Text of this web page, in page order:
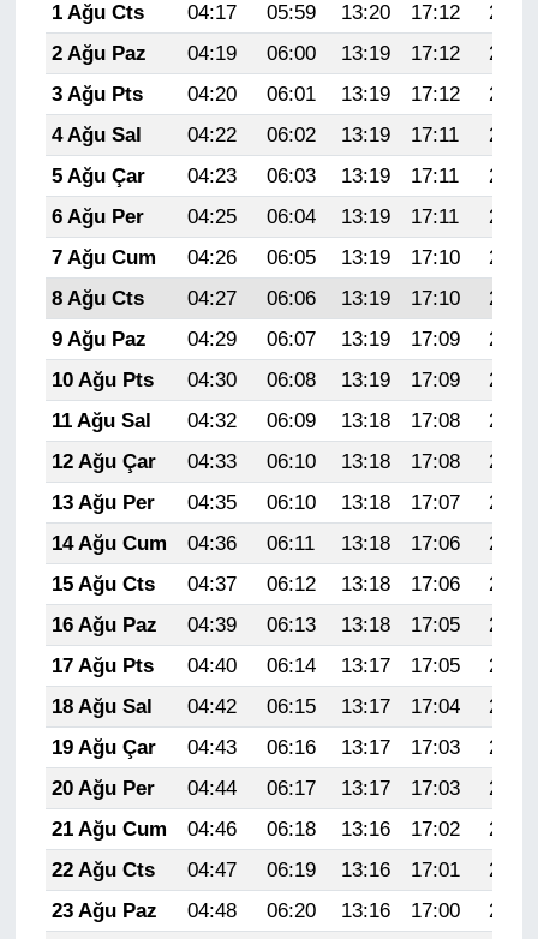
1 Ağu Cts
04:17 05:59 13:20 17:12
20:30
2 Ağu Paz
04:19 06:00 13:19 17:12
20:29
3 Ağu Pts
04:20 06:01 13:19 17:12
20:28
4 Ağu Sal
04:22 06:02 13:19 17:11
20:27
5 Ağu Çar
04:23 06:03 13:19 17:11
20:26
6 Ağu Per
04:25 06:04 13:19 17:11
20:24
7 Ağu Cum
04:26 06:05 13:19 17:10
20:23
8 Ağu Cts
04:27 06:06 13:19 17:10
20:22
9 Ağu Paz
04:29 06:07 13:19 17:09
20:21
10 Ağu Pts
04:30 06:08 13:19 17:09
20:20
11 Ağu Sal
04:32 06:09 13:18 17:08
20:18
12 Ağu Çar
04:33 06:10 13:18 17:08
20:17
13 Ağu Per
04:35 06:10 13:18 17:07
20:16
14 Ağu Cum
04:36 06:11 13:18 17:06
20:14
15 Ağu Cts
04:37 06:12 13:18 17:06
20:13
16 Ağu Paz
04:39 06:13 13:18 17:05
20:12
17 Ağu Pts
04:40 06:14 13:17 17:05
20:10
18 Ağu Sal
04:42 06:15 13:17 17:04
20:09
19 Ağu Çar
04:43 06:16 13:17 17:03
20:08
20 Ağu Per
04:44 06:17 13:17 17:03
20:06
21 Ağu Cum
04:46 06:18 13:16 17:02
20:05
22 Ağu Cts
04:47 06:19 13:16 17:01
20:03
23 Ağu Paz
04:48 06:20 13:16 17:00
20:02